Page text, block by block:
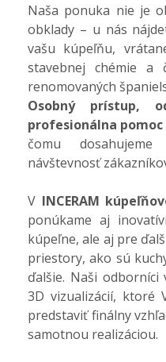
Naša ponuka nie je
obklady – u nás
vašu kúpeľňu,
stavebnej chémie a
renomovaných
Osobný prístup,
profesionálna pomoc
čomu
návštevnosť
V INCERAM
ponúkame aj
kúpeľne, ale aj pre
priestory, ako sú
ďalšie. Naši
3D vizualizácií, ktoré
predstaviť finálny
samotnou realizáciou.